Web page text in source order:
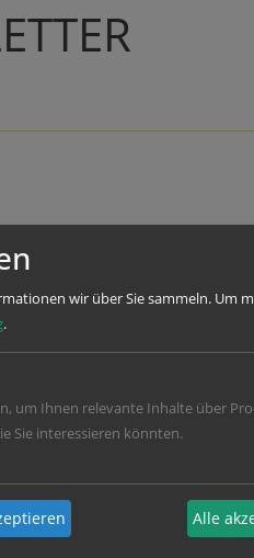
wir über Sie sammeln. Um
.
um Ihnen relevante Inhalte über
Sie interessieren könnten.
Alle